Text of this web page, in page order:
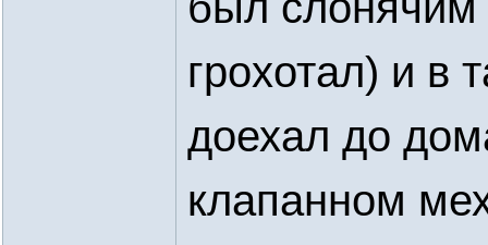
грохотал) и в
доехал до
клапанном